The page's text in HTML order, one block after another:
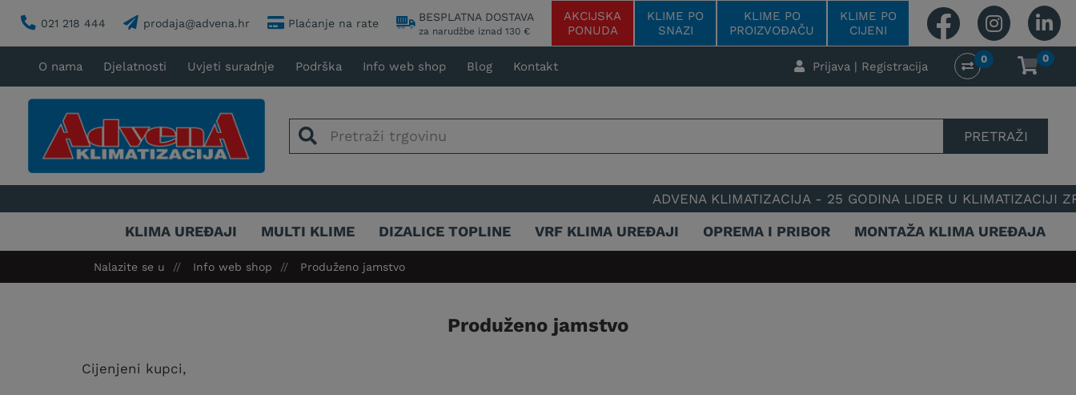
021 218 444 prodaja@advena.hr Plaćanje na rate
BESPLATNA DOSTAVA
za narudžbe iznad 130 €
AKCIJSKA
PONUDA
KLIME PO
SNAZI
KLIME PO
PROIZVOĐAČU
KLIME PO
CIJENI
O nama Djelatnosti Uvjeti suradnje Podrška Info web shop Blog Kontakt Prijava | Registracija
0 0
PRETRAŽI
ADVENA KLIMATIZACIJA - 25 GODINA LIDER U KLIMATIZACIJI
KLIMA UREĐAJI MULTI KLIME DIZALICE TOPLINE VRF KLIMA UREĐAJI OPREMA I PRIBOR MONTAŽA KLIMA UREĐAJA
Nalazite se u Info web shop Produženo jamstvo
Produženo jamstvo
Cijenjeni kupci,